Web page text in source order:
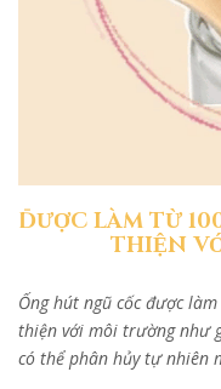
ĐƯỢC LÀM TỪ
THIỆN
Ống hút ngũ cốc được
thiện với môi trường như
có thể phân hủy tự nhiên